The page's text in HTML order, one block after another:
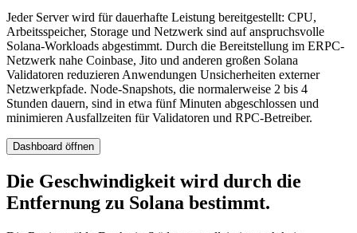
Jeder Server wird für dauerhafte Leistung bereitgestellt: CPU,
Arbeitsspeicher, Storage und Netzwerk sind auf anspruchsvolle
Solana-Workloads abgestimmt. Durch die Bereitstellung im ERPC-
Netzwerk nahe Coinbase, Jito und anderen großen Solana
Validatoren reduzieren Anwendungen Unsicherheiten externer
Netzwerkpfade. Node-Snapshots, die normalerweise 2 bis 4
Stunden dauern, sind in etwa fünf Minuten abgeschlossen und
minimieren Ausfallzeiten für Validatoren und RPC-Betreiber.
Dashboard öffnen
Die Geschwindigkeit wird durch die
Entfernung zu Solana bestimmt.